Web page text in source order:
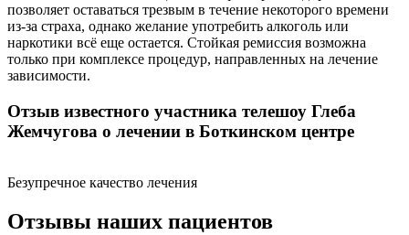
позволяет оставаться трезвым в течение некоторого времени
из-за страха, однако желание употребить алкоголь или
наркотики всё еще остается. Стойкая ремиссия возможна
только при комплексе процедур, направленных на лечение
зависимости.
Отзыв известного участника телешоу Глеба
Жемчугова о лечении в Боткинском центре
Безупречное качество лечения
Отзывы наших пациентов